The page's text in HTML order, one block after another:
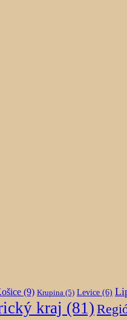
(9) Krupina (5) Levice (6)
kraj (81)